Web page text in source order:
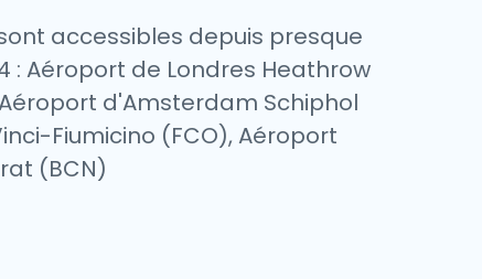
accessibles depuis presque
: Aéroport de Londres Heathrow
d'Amsterdam Schiphol
Fiumicino (FCO), Aéroport
(BCN)